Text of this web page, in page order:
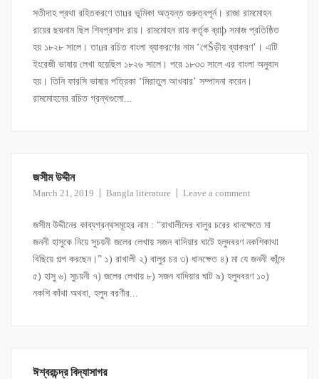
সতীদাহ প্রথা রহিতকরণে তাuর ভূমিকা অত্যন্ত গুরুত্বপূর্ন। রাজা রামমোহন
রায়ের ছদ্মনাম ছিল শিবপ্রসাদ রায়। রামমোহন রায় কর্তৃক ব্রাþ সমাজ প্রতিষ্ঠিত
হয় ১৮২৮ সালে। তাuর রচিত বাংলা ব্যাকরণের নাম ‘গেŠড়ীয় ব্যাকরণ’। এটি
ইংরেজী ভাষায় লেখা হয়েছিল ১৮২৬ সালে। পরে ১৮৩৩ সালে এর বাংলা অনুবাদ
হয়। তিনি ফারসি ভাষার পত্রিকা ‘মিরাতুল আখবার’ সম্পাদনা করেন।
রামমোহনের রচিত গ্রন্থগুলো...
জসীম উদ্দীন
March 21, 2019 Bangla literature Leave a comment
জসীম উদ্দীনের কাব্যগ্রন্থসমূহের নাম : “রাখালীদের বালুর চরের ধানক্ষেতে মা
জননী হাসুকে নিয়ে সুচয়নী জলের লেখায় সজন বাদিয়ার ঘাটে হলুদবরণ নকশিকাথা
বিছিয়ে গল্প করছেন।” ১) রাখালী ২) বালুর চর ৩) ধানক্ষেত ৪) মা যে জননী কাঁন্দে
৫) হাসু ৬) সুচয়নী ৭) জলের লেখায় ৮) সজন বাদিয়ার ঘাট ৯) হলুদবরণ ১০)
নকশি কাঁথা অথবা, হলুদ বরণীর...
ঈশ্বরচন্দ্র বিদ্যাসাগর